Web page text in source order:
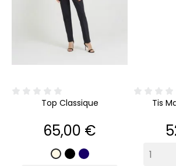
Top Classique
Prix
65,00 €
ÉcruNoirMarine
Tis